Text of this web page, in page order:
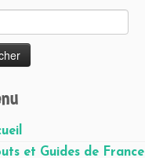
et Guides de France